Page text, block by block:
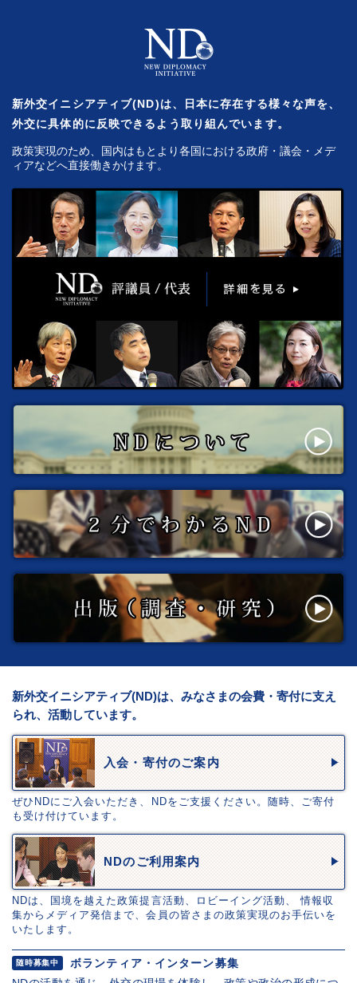
新外交イニシアティブ(ND)は、日本に存在する様々な声を、
外交に具体的に反映できるよう取り組んでいます。
政策実現のため、国内はもとより各国における政府・議会・メデ
ィアなどへ直接働きかけます。
新外交イニシアティブ(ND)は、みなさまの会費・寄付に支え
られ、活動しています。
入会・寄付のご案内
ぜひNDにご入会いただき、NDをご支援ください。随時、ご寄付
も受け付けています。
NDのご利用案内
NDは、国境を越えた政策提言活動、ロビーイング活動、 情報収
集からメディア発信まで、会員の皆さまの政策実現のお手伝いを
いたします。
随時募集中
ボランティア・インターン募集